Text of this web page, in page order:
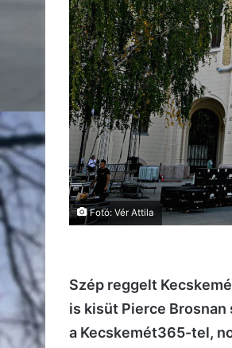
Fotó: Vér Attila
Szép reggelt
is kisüt Pierce
a Kecskemét365-tel,